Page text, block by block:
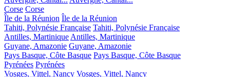
Corse Corse
Île de la Réunion Île de la Réunion
Tahiti, Polynésie Française Tahiti, Polynésie Française
Antilles, MartiniqueAntilles, Martinique
Guyane, Amazonie Guyane, Amazonie
Pays Basque, Côte Basque Pays Basque, Côte Basque
Pyrénées Pyrénées
Vosges, Vittel, Nancy Vosges, Vittel, Nancy